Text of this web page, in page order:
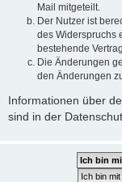
Mail mitgeteilt.
Der Nutzer ist
des Widerspruchs
bestehende
Die Änderungen
den Änderungen
Informationen über
sind in der